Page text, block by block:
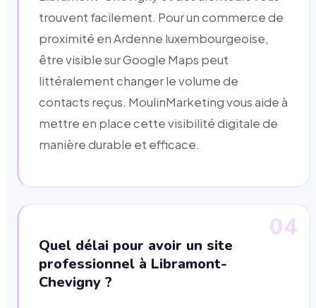
trouvent facilement. Pour un commerce de
proximité en Ardenne luxembourgeoise,
être visible sur Google Maps peut
littéralement changer le volume de
contacts reçus. MoulinMarketing vous aide à
mettre en place cette visibilité digitale de
manière durable et efficace.
04
Quel délai pour avoir un site
professionnel à Libramont-
Chevigny ?